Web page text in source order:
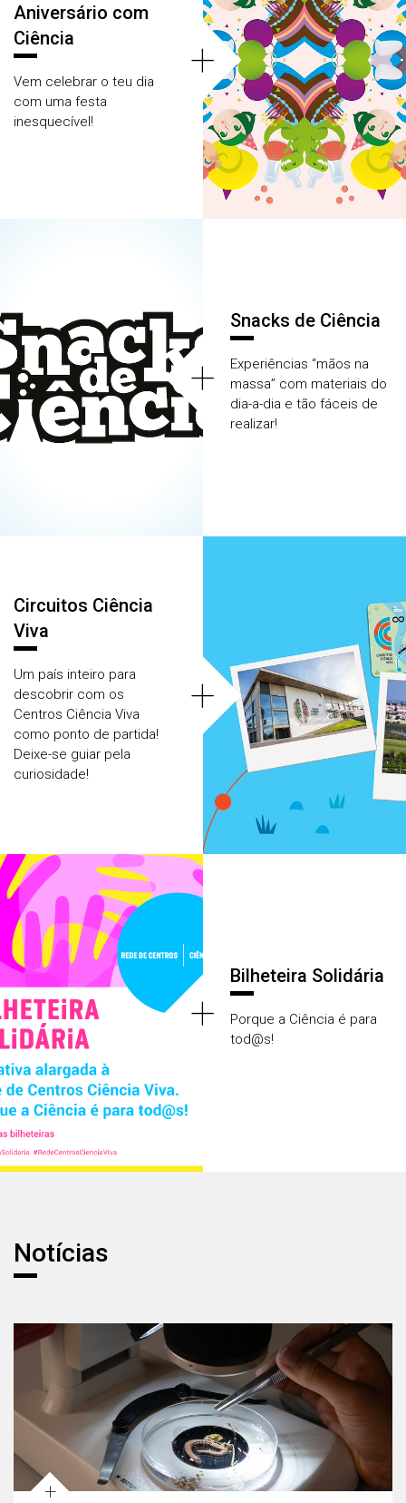
Aniversário com
Ciência
Vem celebrar o teu dia
com uma festa
inesquecível!
+
Snacks de Ciência
Experiências “mãos na
massa” com materiais do
dia-a-dia e tão fáceis de
realizar!
+
Circuitos Ciência
Viva
Um país inteiro para
descobrir com os
Centros Ciência Viva
como ponto de partida!
Deixe-se guiar pela
curiosidade!
+
Bilheteira Solidária
Porque a Ciência é para
tod@s!
+
Notícias
Notícias
+